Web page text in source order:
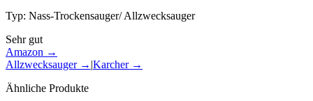
Typ: Nass-Trockensauger/ Allzwecksauger
Sehr gut
Amazon →
Allzwecksauger→ |Karcher →
Ähnliche Produkte